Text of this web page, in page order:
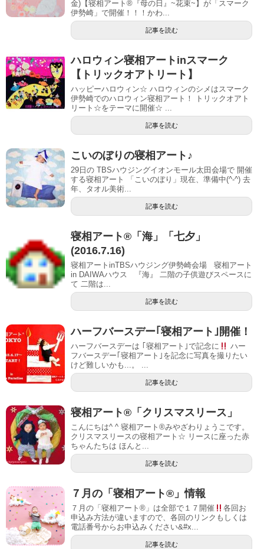
金)【寝相アート®︎『母の日』~花束~】が「スマーク
伊勢崎」で開催！！！かわ...
記事を読む
ハロウィン寝相アートinスマーク
【トリックオアトリート】
ハッピーハロウィン☆ ハロウィンのシメはスマーク
伊勢崎でのハロウィン寝相アート！ トリックオアト
リート☆をテーマに開催☆ ...
記事を読む
こいのぼりの寝相アート♪
29日の TBSハウジングイオンモール太田会場で 開催
する寝相アート 「こいのぼり」現在、準備中(^-^) 去
年、タオル美術...
記事を読む
寝相アート®「海」「七夕」
(2016.7.16)
寝相アートinTBSハウジング伊勢崎会場 寝相アート
in DAIWAハウス 『海』 二階の子供遊びスペースに
て 二階は...
記事を読む
ハーフバースデー｢寝相アート｣開催！
ハーフバースデーは ｢寝相アート｣で記念に
ハー
フバースデー｢寝相アート｣を記念に写真を撮りたい
けど難しいかも...。 ...
記事を読む
寝相アート®︎「クリスマスリース」
こんにちは^ ^ 寝相アート®︎みやざわりょうこです。
クリスマスリースの寝相アート☆ リースに座った赤
ちゃんたちは ほんと...
記事を読む
７月の「寝相アート®」情報
７月の「寝相アート®」は全部で１７開催
各回お
申込み方法が違いますので、各回のリンクもしくは
電話番号からお申込みください&#x...
記事を読む